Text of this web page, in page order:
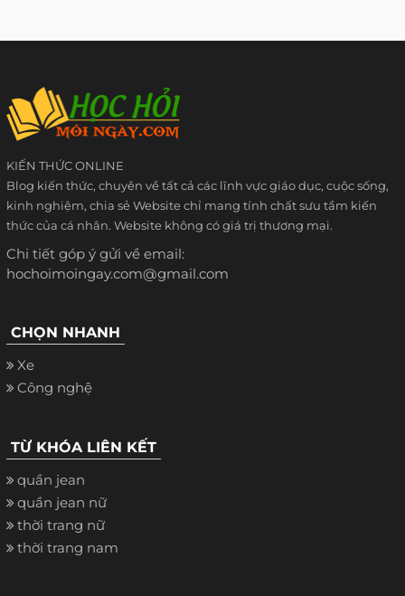
KIẾN THỨC ONLINE
Blog kiến thức, chuyên về tất cả các lĩnh vực giáo dục, cuộc sống,
kinh nghiệm, chia sẻ Website chỉ mang tính chất sưu tầm kiến
thức của cá nhân. Website không có giá trị thương mại.
Chi tiết góp ý gửi về email:
hochoimoingay.com@gmail.com
CHỌN NHANH
Xe
Công nghệ
TỪ KHÓA LIÊN KẾT
quần jean
quần jean nữ
thời trang nữ
thời trang nam